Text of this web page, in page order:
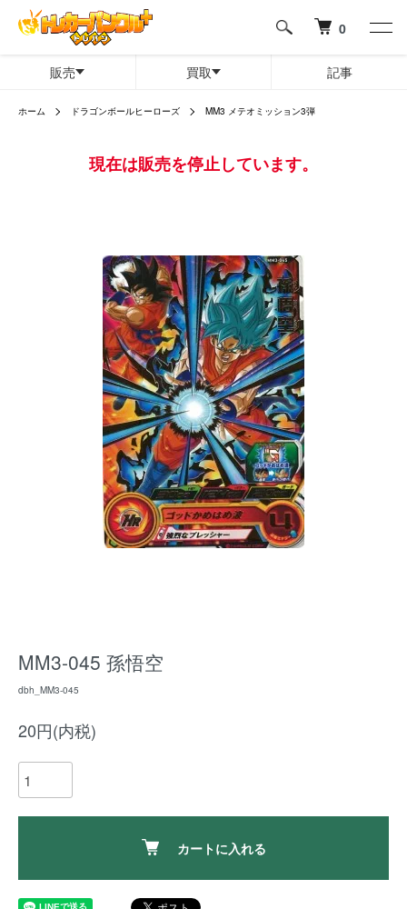
0
販売 買取 記事
ホーム ドラゴンボールヒーローズ MM3 メテオミッション3弾
現在は販売を停止しています。
MM3-045 孫悟空
dbh_MM3-045
20円(内税)
カートに入れる